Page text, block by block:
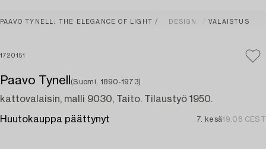
PAAVO TYNELL: THE ELEGANCE OF LIGHT DESIGN VALAISTUS
1720151
Paavo Tynell (Suomi, 1890-1973)
kattovalaisin, malli 9030, Taito. Tilaustyö 1950.
Huutokauppa päättynyt 7. kesä19:08 CEST